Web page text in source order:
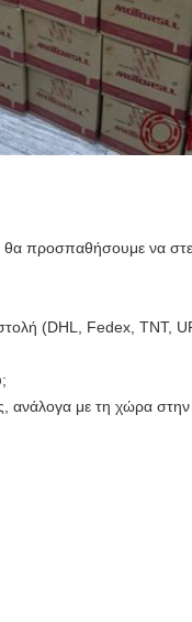
προσπαθήσουμε να
(DHL, Fedex, TNT,
ανάλογα με τη χώρα στην